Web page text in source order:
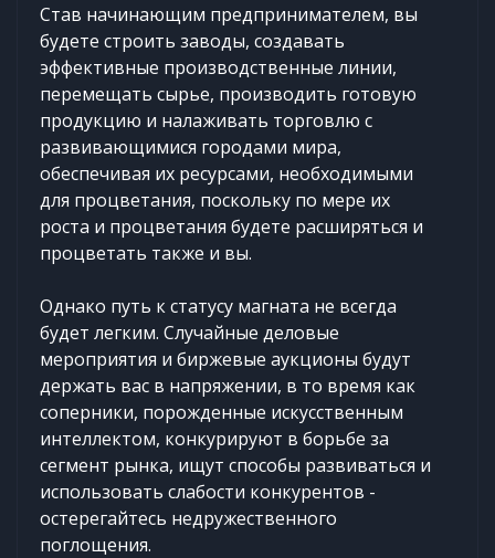
Став начинающим предпринимателем, вы
будете строить заводы, создавать
эффективные производственные линии,
перемещать сырье, производить готовую
продукцию и налаживать торговлю с
развивающимися городами мира,
обеспечивая их ресурсами, необходимыми
для процветания, поскольку по мере их
роста и процветания будете расширяться и
процветать также и вы.
Однако путь к статусу магната не всегда
будет легким. Случайные деловые
мероприятия и биржевые аукционы будут
держать вас в напряжении, в то время как
соперники, порожденные искусственным
интеллектом, конкурируют в борьбе за
сегмент рынка, ищут способы развиваться и
использовать слабости конкурентов -
остерегайтесь недружественного
поглощения.